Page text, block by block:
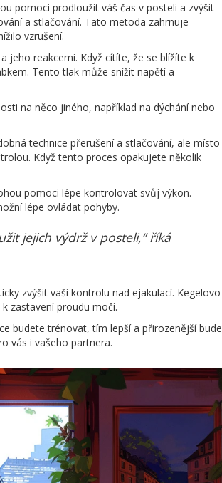
pomoci prodloužit váš čas v posteli a zvýšit
a stlačování. Tato metoda zahrnuje
vzrušení.
jeho reakcemi. Když cítíte, že se blížíte k
Tento tlak může snížit napětí a
na něco jiného, například na dýchání nebo
technice přerušení a stlačování, ale místo
Když tento proces opakujete několik
pomoci lépe kontrolovat svůj výkon.
lépe ovládat pohyby.
jejich výdrž v posteli,“ říká
zvýšit vaši kontrolu nad ejakulací. Kegelovo
zastavení proudu moči.
budete trénovat, tím lepší a přirozenější bude
vás i vašeho partnera.